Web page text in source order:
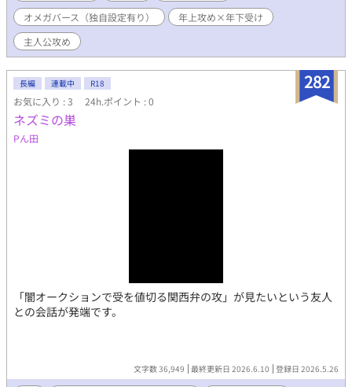
オメガバース（独自設定有り）
年上攻め×年下受け
主人公攻め
282
長編 連載中 R18
お気に入り : 3 24h.ポイント : 0
ネズミの巣
Pん田
「闇オークションで受を値切る関西弁の攻」が見たいという友人
との会話が発端です。
文字数 36,949 最終更新日 2026.6.10 登録日 2026.5.26